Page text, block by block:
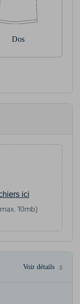
Dos
ici
10mb)
Voir détails